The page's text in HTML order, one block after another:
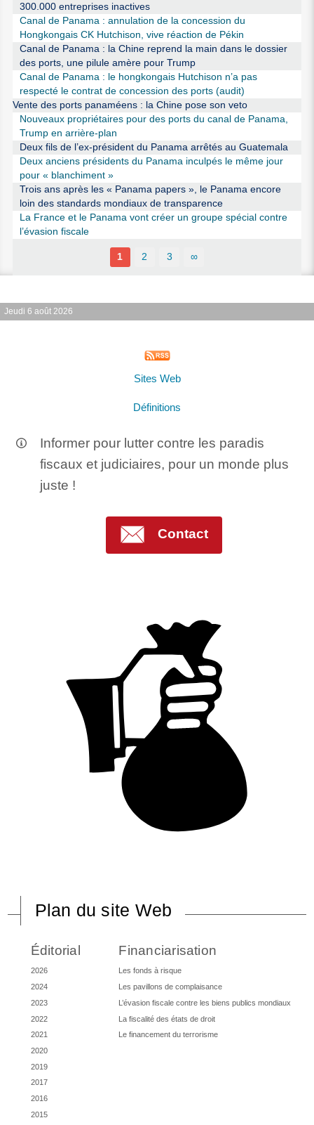
300.000 entreprises inactives
Canal de Panama : annulation de la concession du
Hongkongais CK Hutchison, vive réaction de Pékin
Canal de Panama : la Chine reprend la main dans le dossier
des ports, une pilule amère pour Trump
Canal de Panama : le hongkongais Hutchison n’a pas
respecté le contrat de concession des ports (audit)
Vente des ports panaméens : la Chine pose son veto
Nouveaux propriétaires pour des ports du canal de Panama,
Trump en arrière-plan
Deux fils de l’ex-président du Panama arrêtés au Guatemala
Deux anciens présidents du Panama inculpés le même jour
pour « blanchiment »
Trois ans après les « Panama papers », le Panama encore
loin des standards mondiaux de transparence
La France et le Panama vont créer un groupe spécial contre
l’évasion fiscale
1 2 3 ∞
Jeudi 6 août 2026
Sites Web
Définitions
Informer pour lutter contre les paradis
fiscaux et judiciaires, pour un monde plus
juste !
Contact
Plan du site Web
Éditorial
2026
2024
2023
2022
2021
2020
2019
2017
2016
2015
Financiarisation
Les fonds à risque
Les pavillons de complaisance
L’évasion fiscale contre les biens publics mondiaux
La fiscalité des états de droit
Le financement du terrorisme